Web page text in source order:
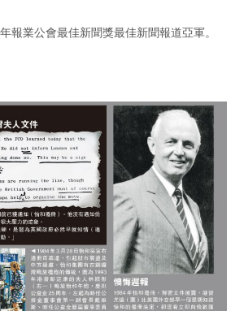
報業公會最佳新聞獎最佳新聞報道亞軍。